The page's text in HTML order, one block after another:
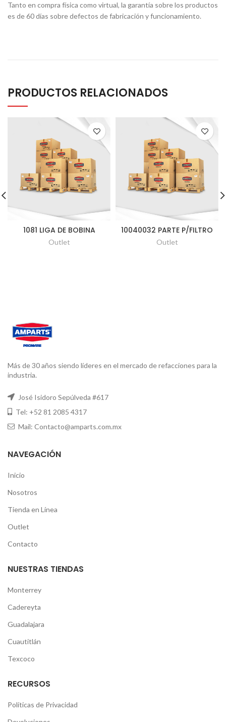
Tanto en compra física como virtual, la garantía sobre los productos
es de 60 días sobre defectos de fabricación y funcionamiento.
PRODUCTOS RELACIONADOS
1081 LIGA DE BOBINA
Outlet
10040032 PARTE P/FILTRO
Outlet
Más de 30 años siendo líderes en el mercado de refacciones para la
industria.
José Isidoro Sepúlveda #617
Tel: +52 81 2085 4317
Mail: Contacto@amparts.com.mx
NAVEGACIÓN
Inicio
Nosotros
Tienda en Línea
Outlet
Contacto
NUESTRAS TIENDAS
Monterrey
Cadereyta
Guadalajara
Cuautitlán
Texcoco
RECURSOS
Políticas de Privacidad